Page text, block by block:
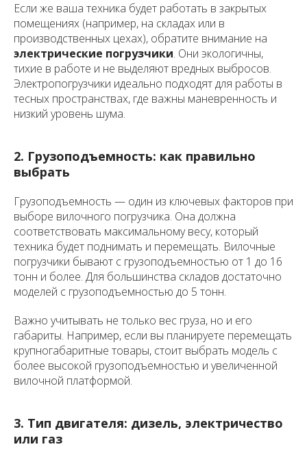
Если же ваша техника будет работать в закрытых
помещениях (например, на складах или в
производственных цехах), обратите внимание на
электрические погрузчики. Они экологичны,
тихие в работе и не выделяют вредных выбросов.
Электропогрузчики идеально подходят для работы в
тесных пространствах, где важны маневренность и
низкий уровень шума.
2. Грузоподъемность: как правильно
выбрать
Грузоподъемность — один из ключевых факторов при
выборе вилочного погрузчика. Она должна
соответствовать максимальному весу, который
техника будет поднимать и перемещать. Вилочные
погрузчики бывают с грузоподъемностью от 1 до 16
тонн и более. Для большинства складов достаточно
моделей с грузоподъемностью до 5 тонн.
Важно учитывать не только вес груза, но и его
габариты. Например, если вы планируете перемещать
крупногабаритные товары, стоит выбрать модель с
более высокой грузоподъемностью и увеличенной
вилочной платформой.
3. Тип двигателя: дизель, электричество
или газ